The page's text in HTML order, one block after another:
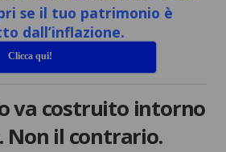
se il tuo patrimonio è
dall’inflazione.
Clicca qui!
va costruito intorno
Non il contrario.